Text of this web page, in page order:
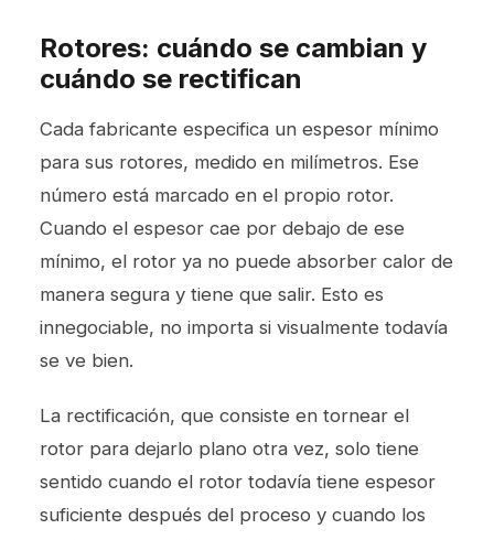
Rotores: cuándo se cambian y
cuándo se rectifican
Cada fabricante especifica un espesor mínimo
para sus rotores, medido en milímetros. Ese
número está marcado en el propio rotor.
Cuando el espesor cae por debajo de ese
mínimo, el rotor ya no puede absorber calor de
manera segura y tiene que salir. Esto es
innegociable, no importa si visualmente todavía
se ve bien.
La rectificación, que consiste en tornear el
rotor para dejarlo plano otra vez, solo tiene
sentido cuando el rotor todavía tiene espesor
suficiente después del proceso y cuando los